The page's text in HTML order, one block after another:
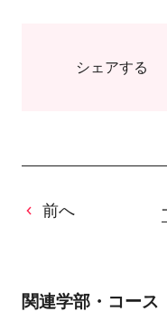
シェアする
前へ
関連学部・コース